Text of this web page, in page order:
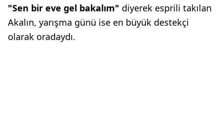
"Sen bir eve gel bakalım" diyerek esprili takılan
Akalın, yarışma günü ise en büyük destekçi
olarak oradaydı.